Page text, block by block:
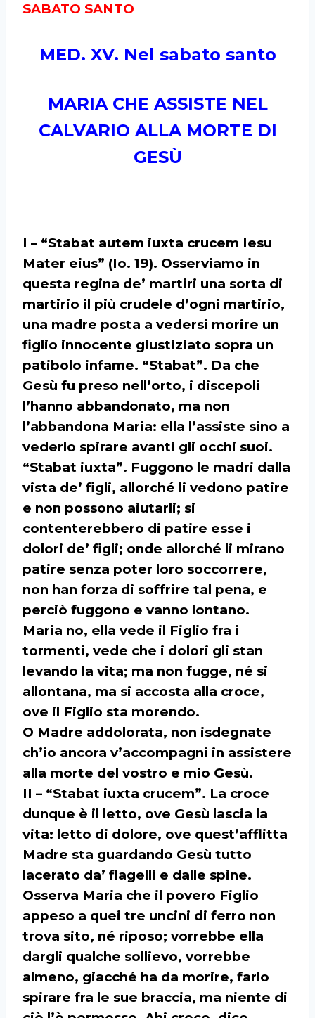
SABATO SANTO
MED. XV. Nel sabato santo
MARIA CHE ASSISTE NEL
CALVARIO ALLA MORTE DI
GESÙ
I – “Stabat autem iuxta crucem Iesu
Mater eius” (Io. 19). Osserviamo in
questa regina de’ martiri una sorta di
martirio il più crudele d’ogni martirio,
una madre posta a vedersi morire un
figlio innocente giustiziato sopra un
patibolo infame. “Stabat”. Da che
Gesù fu preso nell’orto, i discepoli
l’hanno abbandonato, ma non
l’abbandona Maria: ella l’assiste sino a
vederlo spirare avanti gli occhi suoi.
“Stabat iuxta”. Fuggono le madri dalla
vista de’ figli, allorché li vedono patire
e non possono aiutarli; si
contenterebbero di patire esse i
dolori de’ figli; onde allorché li mirano
patire senza poter loro soccorrere,
non han forza di soffrire tal pena, e
perciò fuggono e vanno lontano.
Maria no, ella vede il Figlio fra i
tormenti, vede che i dolori gli stan
levando la vita; ma non fugge, né si
allontana, ma si accosta alla croce,
ove il Figlio sta morendo.
O Madre addolorata, non isdegnate
ch’io ancora v’accompagni in assistere
alla morte del vostro e mio Gesù.
II – “Stabat iuxta crucem”. La croce
dunque è il letto, ove Gesù lascia la
vita: letto di dolore, ove quest’afflitta
Madre sta guardando Gesù tutto
lacerato da’ flagelli e dalle spine.
Osserva Maria che il povero Figlio
appeso a quei tre uncini di ferro non
trova sito, né riposo; vorrebbe ella
dargli qualche sollievo, vorrebbe
almeno, giacché ha da morire, farlo
spirare fra le sue braccia, ma niente di